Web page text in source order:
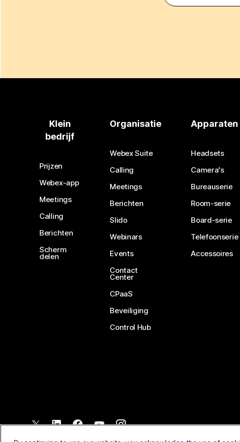
Klein
bedrijf
Prijzen
Webex-app
Meetings
Calling
Berichten
Scherm
delen
Organisatie
Webex Suite
Calling
Meetings
Berichten
Slido
Webinars
Events
Contact
Center
CPaaS
Beveiliging
Control Hub
Apparaten
Headsets
Camera's
Bureauserie
Room-serie
Board-serie
Telefoonserie
Accessoires
2026 Cisco en/of de dochterondernemingen. Alle rechten